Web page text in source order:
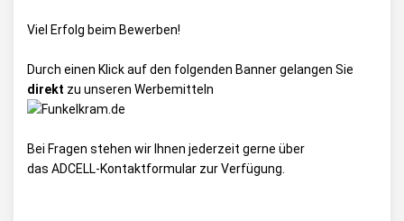
Viel Erfolg beim Bewerben!
Durch einen Klick auf den folgenden Banner gelangen Sie
direkt zu unseren Werbemitteln
Bei Fragen stehen wir Ihnen jederzeit gerne über
das ADCELL-Kontaktformular zur Verfügung.